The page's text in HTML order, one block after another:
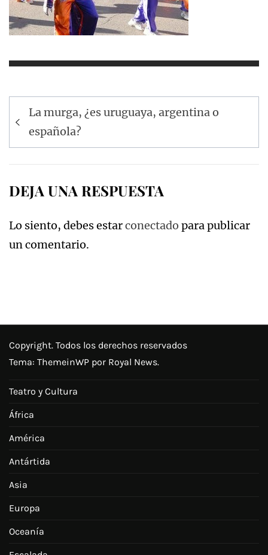
Navegación
de
entradas
La murga, ¿es uruguaya, argentina o
española?
DEJA UNA RESPUESTA
Lo siento, debes estarconectado para publicar
un comentario.
Copyright. Todos los derechos reservados
Tema: ThemeinWP por Royal News.
Teatro y Cultura
África
América
Antártida
Asia
Europa
Oceanía